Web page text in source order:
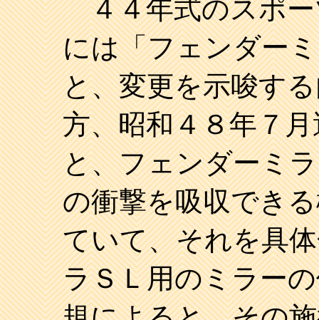
４４年式のスポー
には「フェンダー
と、変更を示唆す
方、昭和４８年７
と、フェンダーミ
の衝撃を吸収でき
ていて、それを具
ラＳＬ用のミラー